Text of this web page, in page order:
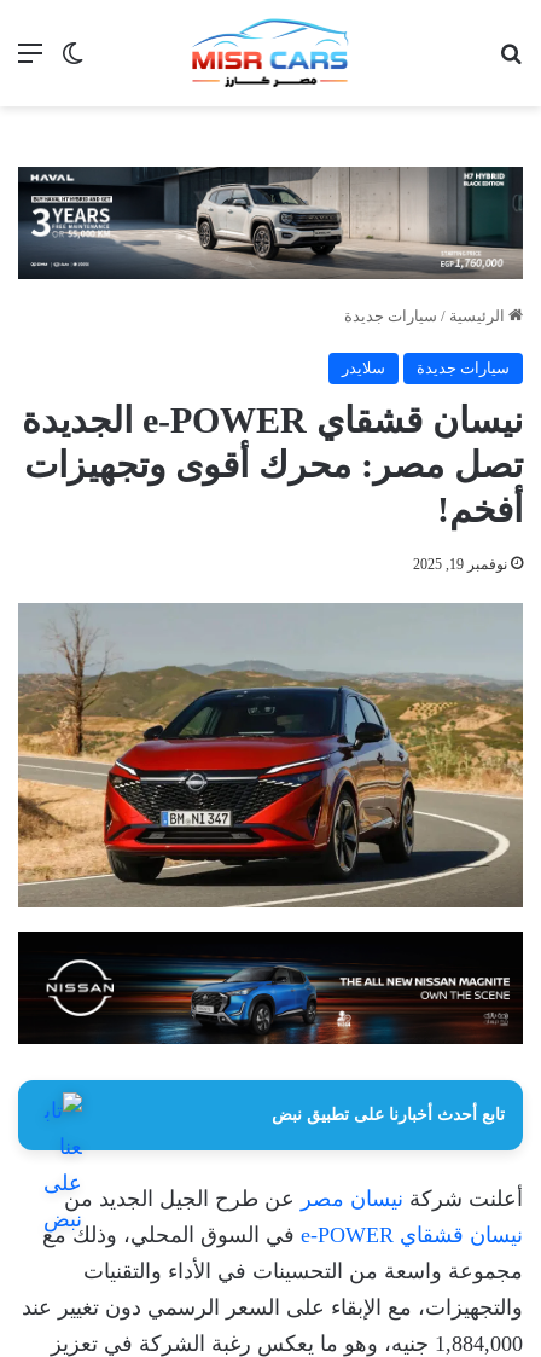
الوضع
الرئيسية / سيارات جديدة
سيارات جديدة سلايدر
نيسان قشقاي e-POWER الجديدة
تصل مصر: محرك أقوى وتجهيزات
أفخم!
نوفمبر 19, 2025
تابع أحدث أخبارنا على تطبيق نبض
أعلنت شركة نيسان مصر عن طرح الجيل الجديد من
نيسان قشقاي e-POWER
في السوق المحلي، وذلك مع
مجموعة واسعة من التحسينات في الأداء والتقنيات
والتجهيزات، مع الإبقاء على السعر الرسمي دون تغيير عند
1,884,000 جنيه، وهو ما يعكس رغبة الشركة في تعزيز